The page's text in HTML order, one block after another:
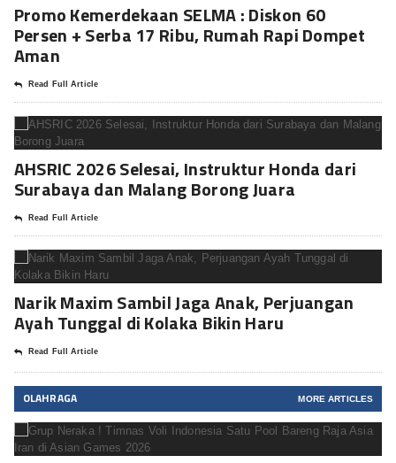
Promo Kemerdekaan SELMA : Diskon 60
Persen + Serba 17 Ribu, Rumah Rapi Dompet
Aman
Read Full Article
AHSRIC 2026 Selesai, Instruktur Honda dari
Surabaya dan Malang Borong Juara
Read Full Article
Narik Maxim Sambil Jaga Anak, Perjuangan
Ayah Tunggal di Kolaka Bikin Haru
Read Full Article
OLAHRAGA MORE ARTICLES